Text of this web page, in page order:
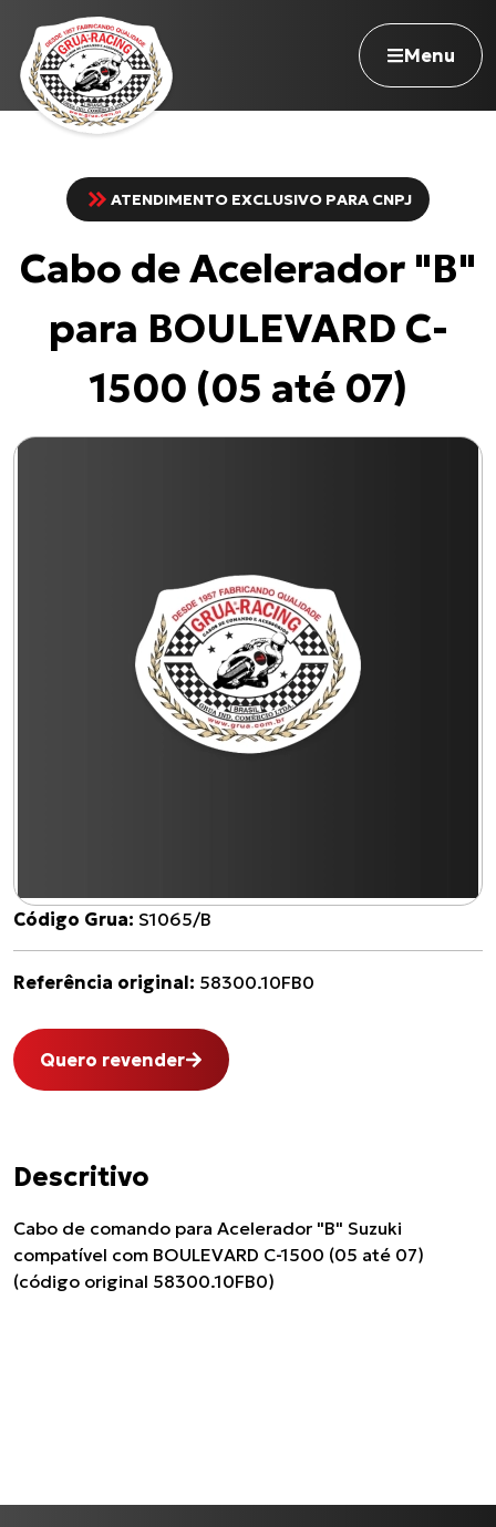
Menu
Navegue pelo site
Nossa história
Atuação
Seja revendedor
Onde comprar
ATENDIMENTO EXCLUSIVO PARA CNPJ
Cabo de Acelerador "B"
para BOULEVARD C-
1500 (05 até 07)
Código Grua: S1065/B
Referência original: 58300.10FB0
Quero revender
Descritivo
Cabo de comando para Acelerador "B" Suzuki
compatível com BOULEVARD C-1500 (05 até 07)
(código original 58300.10FB0)